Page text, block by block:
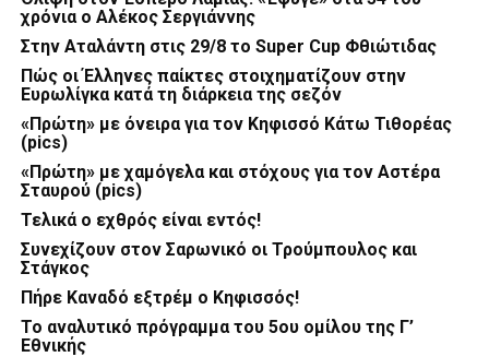
χρόνια ο Αλέκος Σεργιάννης
Στην Αταλάντη στις 29/8 το Super Cup Φθιώτιδας
Πώς οι Έλληνες παίκτες στοιχηματίζουν στην
Ευρωλίγκα κατά τη διάρκεια της σεζόν
«Πρώτη» με όνειρα για τον Κηφισσό Κάτω Τιθορέας
(pics)
«Πρώτη» με χαμόγελα και στόχους για τον Αστέρα
Σταυρού (pics)
Τελικά ο εχθρός είναι εντός!
Συνεχίζουν στον Σαρωνικό οι Τρούμπουλος και
Στάγκος
Πήρε Καναδό εξτρέμ ο Κηφισσός!
Το αναλυτικό πρόγραμμα του 5ου ομίλου της Γ’
Εθνικής